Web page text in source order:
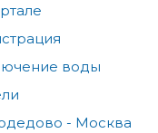
воды
- Москва